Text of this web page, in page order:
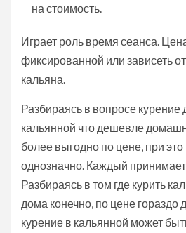
на стоимость.
Играет роль время сеанса.
фиксированной или зависеть
кальяна.
Разбираясь в вопросе курение
кальянной что дешевле
более выгодно по цене, при это
однозначно. Каждый
Разбираясь в том где курить
дома конечно, по цене
курение в кальянной может